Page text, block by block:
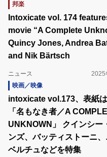
邦楽
Intoxicate vol. 174
movie “A Complete
Quincy Jones, Andrea
and Nik Bärtsch
ニュース
2025
映画／映像
intoxicate vol.173、表紙
「名もなき者／A
UNKNOWN」 クインシー
ンズ、バッティストーニ、
ベルチュなどを特集